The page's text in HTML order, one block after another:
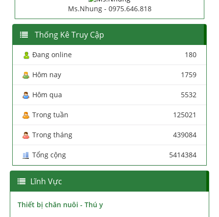
Ms.Nhung - 0975.646.818
Thống Kê Truy Cập
Đang online 180
Hôm nay 1759
Hôm qua 5532
Trong tuần 125021
Trong tháng 439084
Tổng cộng 5414384
Lĩnh Vực
Thiết bị chăn nuôi - Thú y